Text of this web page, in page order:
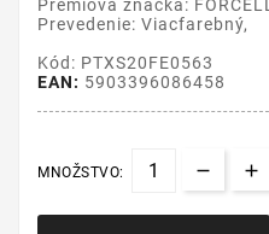
Prémiová značka: FORCELL
Prevedenie: Viacfarebný,
Kód: PTXS20FE0563
EAN: 5903396086458
MNOŽSTVO: